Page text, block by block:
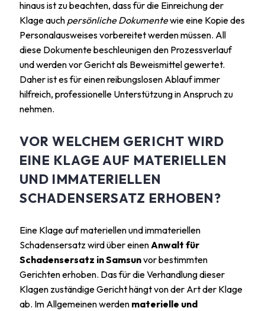
hinaus ist zu beachten, dass für die Einreichung der
Klage auch persönliche Dokumentewie eine Kopie des
Personalausweises vorbereitet werden müssen. All
diese Dokumente beschleunigen den Prozessverlauf
und werden vor Gericht als Beweismittel gewertet.
Daher ist es für einen reibungslosen Ablauf immer
hilfreich, professionelle Unterstützung in Anspruch zu
nehmen.
VOR WELCHEM GERICHT WIRD
EINE KLAGE AUF MATERIELLEN
UND IMMATERIELLEN
SCHADENSERSATZ ERHOBEN?
Eine Klage auf materiellen und immateriellen
Schadensersatz wird über einenAnwalt für
Schadensersatz in Samsunvor bestimmten
Gerichten erhoben. Das für die Verhandlung dieser
Klagen zuständige Gericht hängt von der Art der Klage
ab. Im Allgemeinen werden materielle und